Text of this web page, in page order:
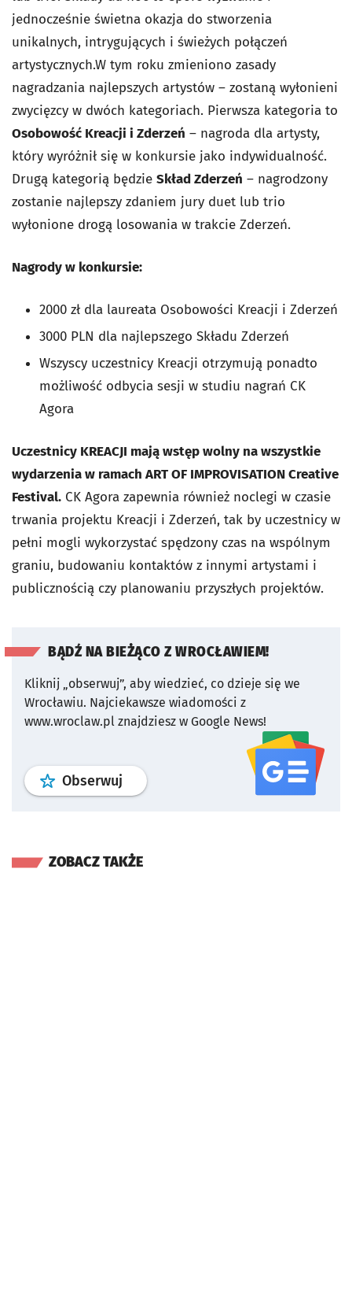
jednocześnie świetna okazja do stworzenia
unikalnych, intrygujących i świeżych połączeń
artystycznych.W tym roku zmieniono zasady
nagradzania najlepszych artystów – zostaną wyłonieni
zwycięzcy w dwóch kategoriach. Pierwsza kategoria to
Osobowość Kreacji i Zderzeń – nagroda dla artysty,
który wyróżnił się w konkursie jako indywidualność.
Drugą kategorią będzie Skład Zderzeń – nagrodzony
zostanie najlepszy zdaniem jury duet lub trio
wyłonione drogą losowania w trakcie Zderzeń.
Nagrody w konkursie:
2000 zł dla laureata Osobowości Kreacji i Zderzeń
3000 PLN dla najlepszego Składu Zderzeń
Wszyscy uczestnicy Kreacji otrzymują ponadto
możliwość odbycia sesji w studiu nagrań CK
Agora
Uczestnicy KREACJI mają wstęp wolny na wszystkie
wydarzenia w ramach ART OF IMPROVISATION Creative
Festival. CK Agora zapewnia również noclegi w czasie
trwania projektu Kreacji i Zderzeń, tak by uczestnicy w
pełni mogli wykorzystać spędzony czas na wspólnym
graniu, budowaniu kontaktów z innymi artystami i
publicznością czy planowaniu przyszłych projektów.
BĄDŹ NA BIEŻĄCO Z WROCŁAWIEM!
Kliknij „obserwuj”, aby wiedzieć, co dzieje się we
Wrocławiu. Najciekawsze wiadomości z
www.wroclaw.pl znajdziesz w Google News!
Obserwuj profil serwisu
ZOBACZ TAKŻE